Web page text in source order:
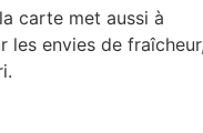
carte met aussi à
les envies de fraîcheur,